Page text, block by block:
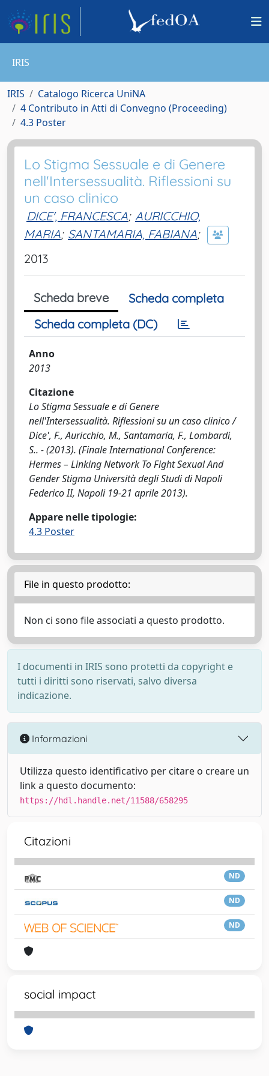
IRIS
IRIS
Catalogo Ricerca UniNA
4 Contributo in Atti di Convegno (Proceeding)
4.3 Poster
Lo Stigma Sessuale e di Genere
nell'Intersessualità. Riflessioni su
un caso clinico
DICE', FRANCESCA; AURICCHIO,
MARIA; SANTAMARIA, FABIANA;
2013
Scheda breve
Scheda completa
Scheda completa (DC)
Anno
2013
Citazione
Lo Stigma Sessuale e di Genere
nell'Intersessualità. Riflessioni su un caso clinico /
Dice', F., Auricchio, M., Santamaria, F., Lombardi,
S.. - (2013). (Finale International Conference:
Hermes – Linking Network To Fight Sexual And
Gender Stigma Università degli Studi di Napoli
Federico II, Napoli 19-21 aprile 2013).
Appare nelle tipologie:
4.3 Poster
File in questo prodotto:
Non ci sono file associati a questo prodotto.
I documenti in IRIS sono protetti da copyright e
tutti i diritti sono riservati, salvo diversa
indicazione.
Informazioni
Utilizza questo identificativo per citare o creare un
link a questo documento:
https://hdl.handle.net/11588/658295
Citazioni
ND
ND
ND
social impact